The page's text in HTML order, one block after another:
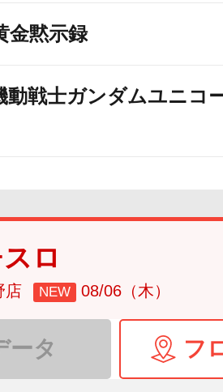
金黙示録
動戦士ガンダムユニコ
ロ
店 NEW 08/06（木）
ータ フ